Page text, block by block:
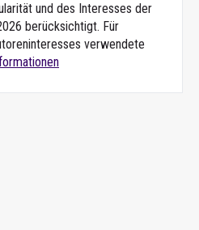
und des Interesses der
berücksichtigt. Für
verwendete